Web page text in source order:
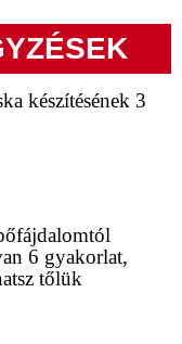
készítésének 3
6 gyakorlat,
tőlük